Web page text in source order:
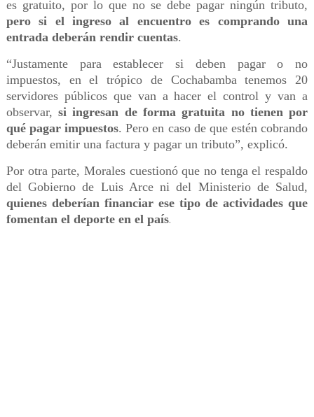
es gratuito, por lo que no se debe pagar ningún tributo,
pero si el ingreso al encuentro es comprando una
entrada deberán rendir cuentas.
“Justamente para establecer si deben pagar o no
impuestos, en el trópico de Cochabamba tenemos 20
servidores públicos que van a hacer el control y van a
observar,si ingresan de forma gratuita no tienen por
qué pagar impuestos. Pero en caso de que estén cobrando
deberán emitir una factura y pagar un tributo”, explicó.
Por otra parte, Morales cuestionó que no tenga el respaldo
del Gobierno de Luis Arce ni del Ministerio de Salud,
quienes deberían financiar ese tipo de actividades que
fomentan el deporte en el país.